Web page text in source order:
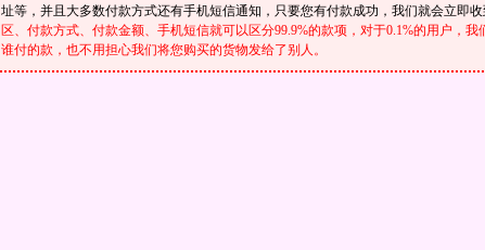
址等，并且大多数付款方式还有手机短信通知，只要您有付款成功，我们就会立即收
区、付款方式、付款金额、手机短信就可以区分99.9%的款项，对于0.1%的用户，
谁付的款，也不用担心我们将您购买的货物发给了别人。